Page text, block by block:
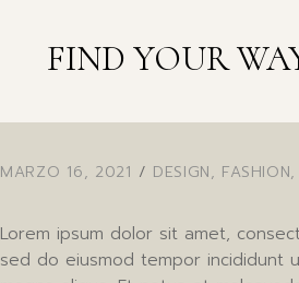
FIND YOUR
MARZO 16, 2021 DESIGN, FASHION,
Lorem ipsum dolor sit amet,
sed do eiusmod tempor incididunt